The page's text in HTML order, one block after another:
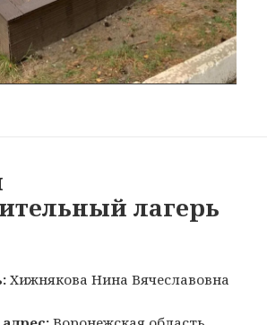
лагерь
Хижнякова Нина Вячеславовна